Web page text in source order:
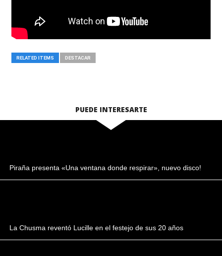
RELATED ITEMS DESTACAR
PUEDE INTERESARTE
Piraña presenta «Una ventana donde respirar», nuevo disco!
La Chusma reventó Lucille en el festejo de sus 20 años